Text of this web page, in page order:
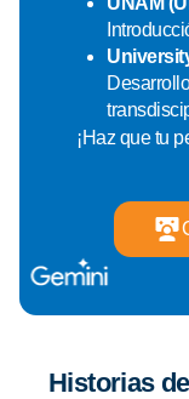
¡Haz que tu
Historias